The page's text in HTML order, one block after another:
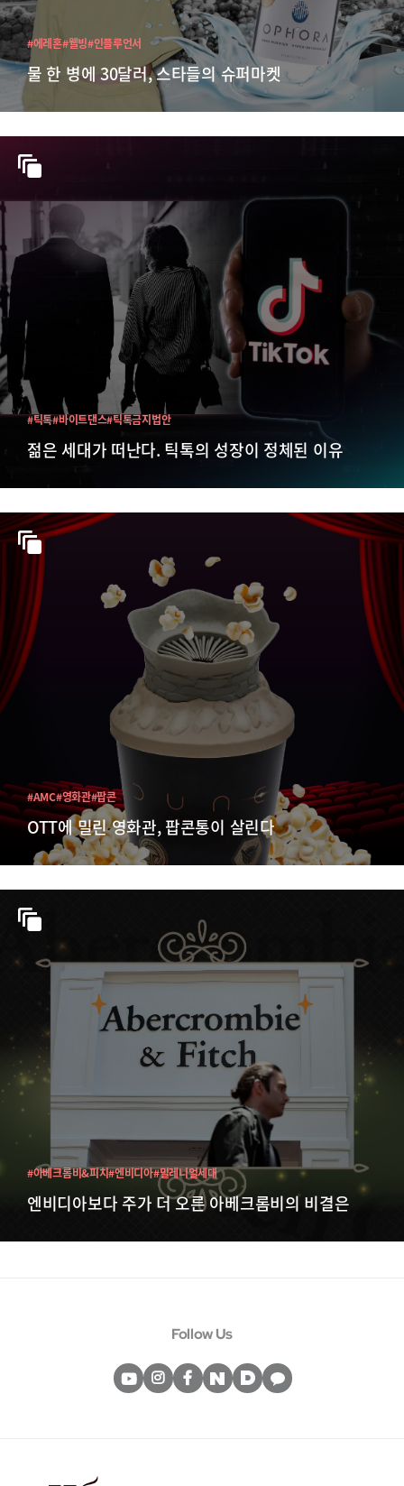
물 한 병에 30달러, 스타들의 슈퍼마켓
#에레혼#웰빙#인플루언서
젊은 세대가 떠난다. 틱톡의 성장이 정체된 이유
#틱톡#바이트댄스#틱톡금지법안
OTT에 밀린 영화관, 팝콘통이 살린다
#AMC#영화관#팝콘
엔비디아보다 주가 더 오른 아베크롬비의 비결은
#아베크롬비&피치#엔비디아#밀레니얼세대
Follow Us